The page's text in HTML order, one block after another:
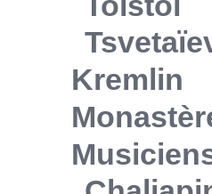
Kremlin